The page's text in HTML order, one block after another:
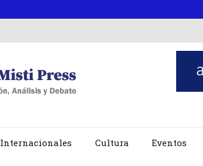
Internacionales Cultura Eventos